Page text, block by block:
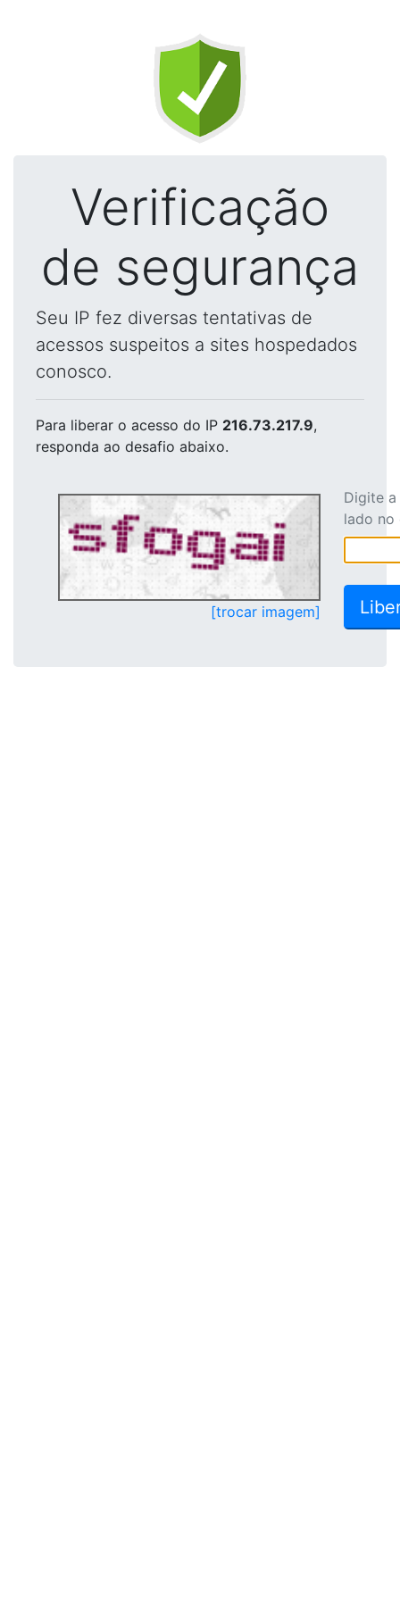
Verificação
de segurança
Seu IP fez diversas tentativas de
acessos suspeitos a sites hospedados
conosco.
Para liberar o acesso do IP 216.73.217.9,
responda ao desafio abaixo.
[trocar imagem]
Digite
lado no